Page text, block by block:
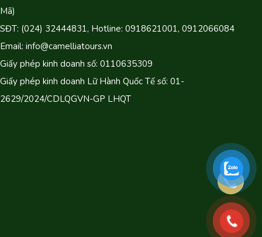
Mã)
SĐT: (024) 32444831, Hotline: 0918621001, 0912066084
Email: info@camelliatours.vn
Giấy phép kinh doanh số: 0110635309
Giấy phép kinh doanh Lữ Hành Quốc Tế số: 01-
2629/2024/CDLQGVN-GP LHQT